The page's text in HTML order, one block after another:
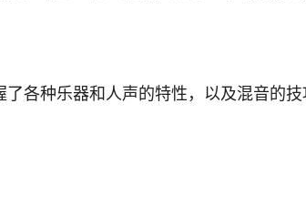
各种乐器和人声的特性，以及混音的